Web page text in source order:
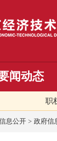
闻动态
职
息公开 > 政府信